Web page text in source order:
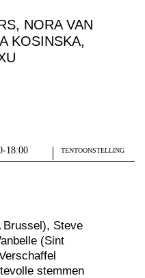
NORA VAN
KOSINSKA,
18:00 TENTOONSTELLING
Brussel), Steve
(Sint
stemmen